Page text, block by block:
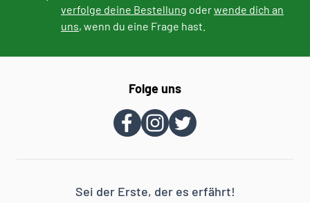
verfolge deine Bestellung oderwende dich an
uns, wenn du eine Frage hast.
Folge uns
Sei der Erste, der es erfährt!